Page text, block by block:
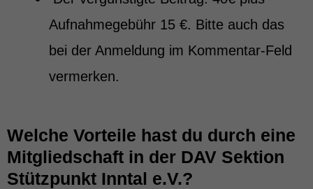
Aufnahmegebühr 15 €. Bitte auch das
bei der Anmeldung im Kommentar-Feld
vermerken.
Welche Vorteile hast du durch eine
Mitgliedschaft in der DAV Sektion
Stützpunkt Inntal e.V.?